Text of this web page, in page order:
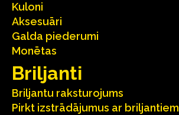
Kuloni
Aksesuāri
Galda piederumi
Monētas
Briljanti
Briljantu raksturojums
Pirkt izstrādājumus ar briljantiem